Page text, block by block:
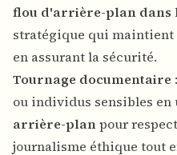
flou d'arrière-plan dans
stratégique qui
en assurant la sécurité.
Tournage documentaire
ou individus sensibles
arrière-planpour
journalisme éthique tout